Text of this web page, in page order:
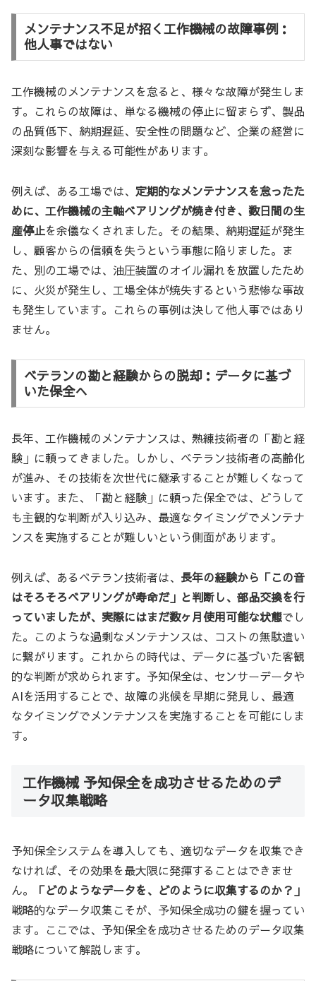
メンテナンス不足が招く工作機械の故障事例：
他人事ではない
工作機械のメンテナンスを怠ると、様々な故障が発生しま
す。これらの故障は、単なる機械の停止に留まらず、製品
の品質低下、納期遅延、安全性の問題など、企業の経営に
深刻な影響を与える可能性があります。
例えば、ある工場では、 定期的なメンテナンスを怠ったた
めに、工作機械の主軸ベアリングが焼き付き、数日間の生
産停止を余儀なくされました。その結果、納期遅延が発生
し、顧客からの信頼を失うという事態に陥りました。ま
た、別の工場では、油圧装置のオイル漏れを放置したため
に、火災が発生し、工場全体が焼失するという悲惨な事故
も発生しています。これらの事例は決して他人事ではあり
ません。
ベテランの勘と経験からの脱却：データに基づ
いた保全へ
長年、工作機械のメンテナンスは、熟練技術者の「勘と経
験」に頼ってきました。しかし、ベテラン技術者の高齢化
が進み、その技術を次世代に継承することが難しくなって
います。また、「勘と経験」に頼った保全では、どうして
も主観的な判断が入り込み、最適なタイミングでメンテナ
ンスを実施することが難しいという側面があります。
例えば、あるベテラン技術者は、 長年の経験から「この音
はそろそろベアリングが寿命だ」と判断し、部品交換を行
っていましたが、実際にはまだ数ヶ月使用可能な状態でし
た。このような過剰なメンテナンスは、コストの無駄遣い
に繋がります。これからの時代は、データに基づいた客観
的な判断が求められます。予知保全は、センサーデータや
AIを活用することで、故障の兆候を早期に発見し、最適
なタイミングでメンテナンスを実施することを可能にしま
す。
工作機械 予知保全を成功させるためのデ
ータ収集戦略
予知保全システムを導入しても、適切なデータを収集でき
なければ、その効果を最大限に発揮することはできませ
ん。
「どのようなデータを、どのように収集するのか？」
戦略的なデータ収集こそが、予知保全成功の鍵を握ってい
ます。ここでは、予知保全を成功させるためのデータ収集
戦略について解説します。